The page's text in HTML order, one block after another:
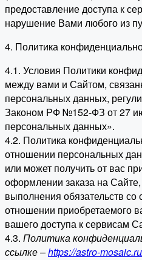
предоставление доступа к
нарушение Вами любого из
4. Политика
4.1. Условия Политики
между вами и Сайтом,
персональных данных,
Законом РФ №152-ФЗ от 27
персональных данных».
4.2. Политика
отношении персональных
или может получить от вас
оформлении заказа на
выполнения обязательств
отношении приобретаемого
вашего доступа к сервисам
4.3. Политика
ссылке –https://astro-